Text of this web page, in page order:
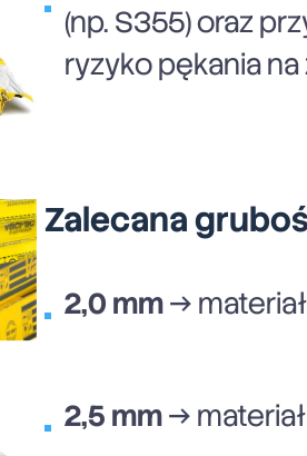
(np. S355) oraz
ryzyko pękania na
Zalecana
2,0 mm→
2,5 mm→